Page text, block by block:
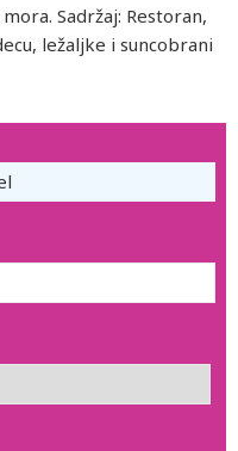
Sadržaj: Restoran,
ležaljke i suncobrani